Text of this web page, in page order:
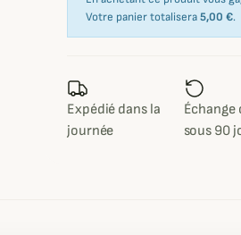
Votre panier totalisera5,00 €.
Expédié dans la
journée
sous 90